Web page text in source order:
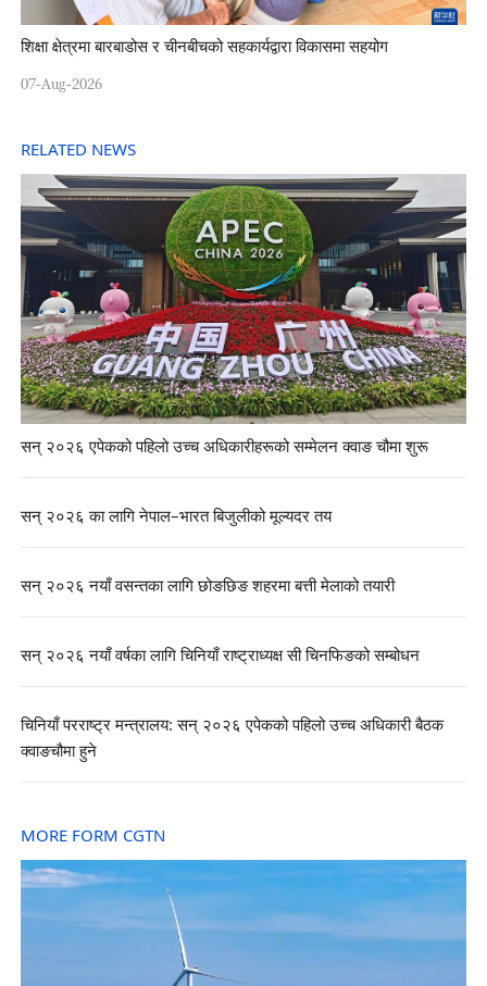
शिक्षा क्षेत्रमा बारबाडोस र चीनबीचको सहकार्यद्वारा विकासमा सहयोग
07-Aug-2026
RELATED NEWS
सन् २०२६ एपेकको पहिलो उच्च अधिकारीहरूको सम्मेलन क्वाङ चौमा शुरू
सन् २०२६ का लागि नेपाल–भारत बिजुलीको मूल्यदर तय
सन् २०२६ नयाँ वसन्तका लागि छोङछिङ शहरमा बत्ती मेलाको तयारी
सन् २०२६ नयाँ वर्षका लागि चिनियाँ राष्ट्राध्यक्ष सी चिनफिङको सम्बोधन
चिनियाँ परराष्ट्र मन्त्रालय: सन् २०२६ एपेकको पहिलो उच्च अधिकारी बैठक
क्वाङचौमा हुने
MORE FORM CGTN